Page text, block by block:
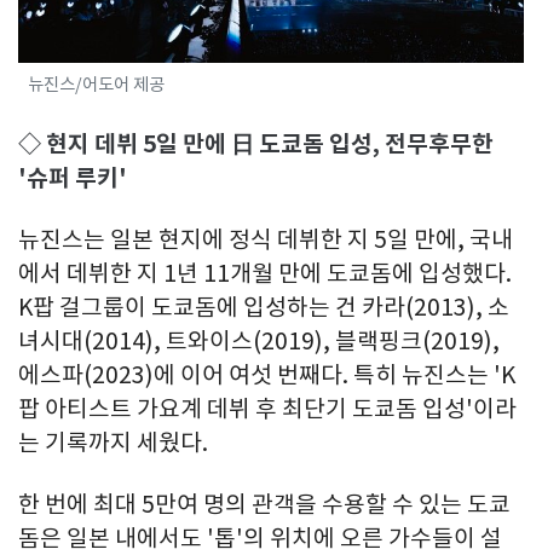
뉴진스/어도어 제공
◇ 현지 데뷔 5일 만에 日 도쿄돔 입성, 전무후무한
'슈퍼 루키'
뉴진스는 일본 현지에 정식 데뷔한 지 5일 만에, 국내
에서 데뷔한 지 1년 11개월 만에 도쿄돔에 입성했다.
K팝 걸그룹이 도쿄돔에 입성하는 건 카라(2013), 소
녀시대(2014), 트와이스(2019), 블랙핑크(2019),
에스파(2023)에 이어 여섯 번째다. 특히 뉴진스는 'K
팝 아티스트 가요계 데뷔 후 최단기 도쿄돔 입성'이라
는 기록까지 세웠다.
한 번에 최대 5만여 명의 관객을 수용할 수 있는 도쿄
돔은 일본 내에서도 '톱'의 위치에 오른 가수들이 설